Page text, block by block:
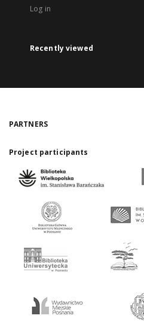
Log in
Recently viewed
PARTNERS
Project participants